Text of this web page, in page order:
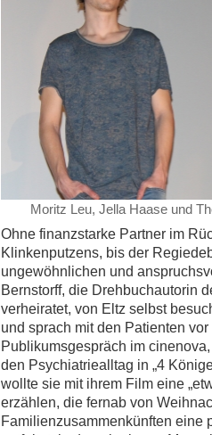
Moritz Leu, Jella Haase und
Ohne finanzstarke Partner im
Klinkenputzens, bis der
ungewöhnlichen und
Bernstorff, die Drehbuchautorin
verheiratet, von Eltz selbst
und sprach mit den Patienten
Publikumsgespräch im
den Psychiatriealltag in „4
wollte sie mit ihrem Film eine
erzählen, die fernab von
Familienzusammenkünften eine